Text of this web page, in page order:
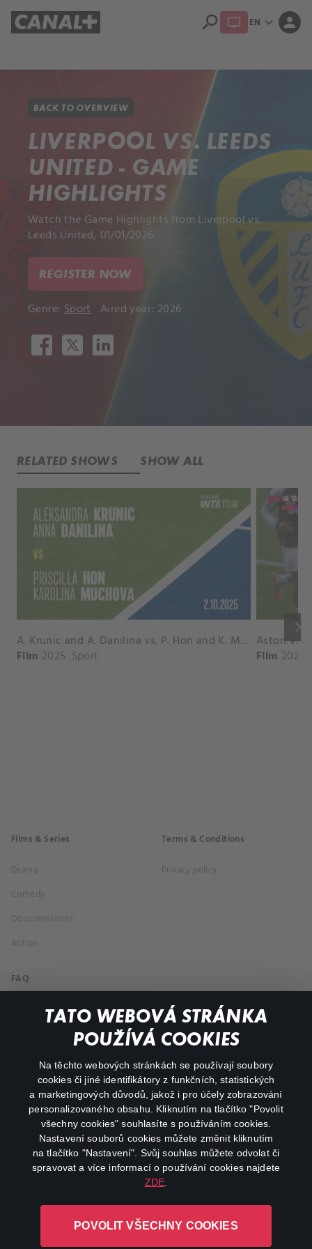
TATO WEBOVÁ STRÁNKA
POUŽÍVÁ COOKIES
Na těchto webových stránkách se používají soubory
cookies či jiné identifikátory z funkčních, statistických
a marketingových důvodů, jakož i pro účely zobrazování
personalizovaného obsahu. Kliknutím na tlačítko "Povolit
všechny cookies" souhlasíte s používáním cookies.
Nastavení souborů cookies můžete změnit kliknutím
na tlačítko "Nastavení". Svůj souhlas můžete odvolat či
spravovat a více informací o používání cookies najdete
ZDE
POVOLIT VŠECHNY COOKIES
search EN expand_more person
BACK TO OVERVIEW
LIVERPOOL VS. LEEDS
UNITED - GAME
HIGHLIGHTS
Watch the Game Highlights from Liverpool vs.
Leeds United, 01/01/2026.
REGISTER NOW
Genre: Sport Aired year: 2026
RELATED SHOWS SHOW ALL
keyboard_arrow_right
A. Krunic and A. Danilina vs. P. Hon and K. Muchova Match Highlights - BEIJING_Capital Group Diamond ( October 02, 2025)
Film 2025 Sport Film 2026
Films & Series
Drama
Comedy
Documentaries
Action
Terms & Conditions
Privacy policy
FAQ
My profile
facebookinstagram
youtube
L-1246 Luxembourg R.C.S.